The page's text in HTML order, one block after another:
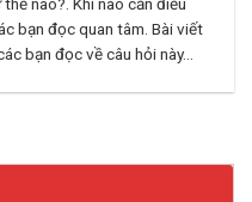
nào?. Khi nào cần điều
bạn đọc quan tâm. Bài viết
bạn đọc về câu hỏi này...